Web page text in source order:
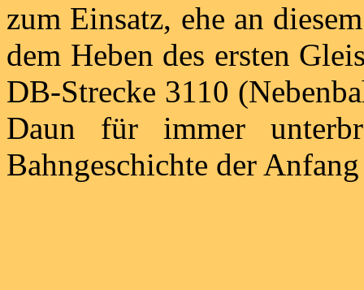
zum Einsatz, ehe an
dem Heben des ersten
DB-Strecke 3110
Daun für immer
Bahngeschichte der